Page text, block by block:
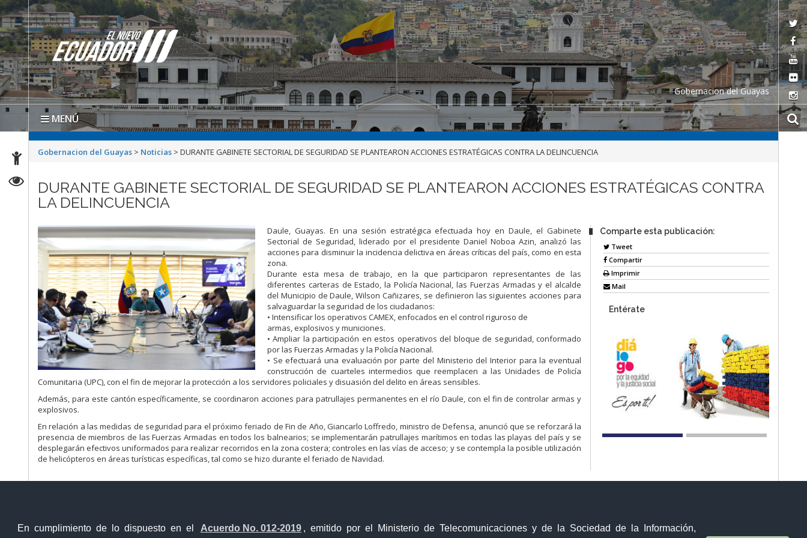
En cumplimiento de lo dispuesto en el Acuerdo No. 012-2019 , emitido por el Ministerio de Telecomunicaciones y de la Sociedad de la Información,
Gobernacion del Guayas
MENÚ
Gobernacion del Guayas > Noticias >DURANTE GABINETE SECTORIAL DE SEGURIDAD SE PLANTEARON ACCIONES ESTRATÉGICAS CONTRA LA DELINCUENCIA
DURANTE GABINETE SECTORIAL DE SEGURIDAD SE PLANTEARON ACCIONES ESTRATÉGICAS CONTRA
LA DELINCUENCIA
Daule, Guayas. En una sesión estratégica efectuada hoy en Daule, el Gabinete
Sectorial de Seguridad, liderado por el presidente Daniel Noboa Azin, analizó las
acciones para disminuir la incidencia delictiva en áreas críticas del país, como en esta
zona.
Durante esta mesa de trabajo, en la que participaron representantes de las
diferentes carteras de Estado, la Policía Nacional, las Fuerzas Armadas y el alcalde
del Municipio de Daule, Wilson Cañizares, se definieron las siguientes acciones para
salvaguardar la seguridad de los ciudadanos:
• Intensificar los operativos CAMEX, enfocados en el control riguroso de
armas, explosivos y municiones.
• Ampliar la participación en estos operativos del bloque de seguridad, conformado
por las Fuerzas Armadas y la Policía Nacional.
• Se efectuará una evaluación por parte del Ministerio del Interior para la eventual
construcción de cuarteles intermedios que reemplacen a las Unidades de Policía
Comunitaria (UPC), con el fin de mejorar la protección a los servidores policiales y disuasión del delito en áreas sensibles.
Además, para este cantón específicamente, se coordinaron acciones para patrullajes permanentes en el río Daule, con el fin de controlar armas y
explosivos.
En relación a las medidas de seguridad para el próximo feriado de Fin de Año, Giancarlo Loffredo, ministro de Defensa, anunció que se reforzará la
presencia de miembros de las Fuerzas Armadas en todos los balnearios; se implementarán patrullajes marítimos en todas las playas del país y se
desplegarán efectivos uniformados para realizar recorridos en la zona costera; controles en las vías de acceso; y se contempla la posible utilización
de helicópteros en áreas turísticas específicas, tal como se hizo durante el feriado de Navidad.
Comparte esta publicación:
Tweet
Compartir
Imprimir
Mail
Entérate